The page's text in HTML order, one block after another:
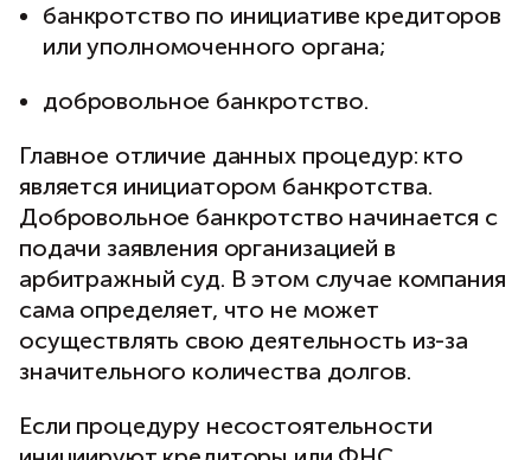
банкротство по инициативе кредиторов
или уполномоченного органа;
добровольное банкротство.
Главное отличие данных процедур: кто
является инициатором банкротства.
Добровольное банкротство начинается с
подачи заявления организацией в
арбитражный суд. В этом случае компания
сама определяет, что не может
осуществлять свою деятельность из-за
значительного количества долгов.
Если процедуру несостоятельности